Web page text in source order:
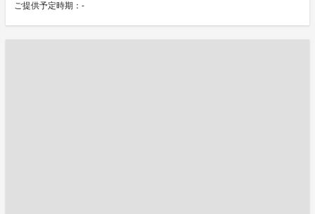
ご提供予定時期：-